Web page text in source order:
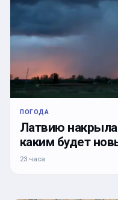
ПОГОДА
Латвию накрыла
каким будет
23 часа